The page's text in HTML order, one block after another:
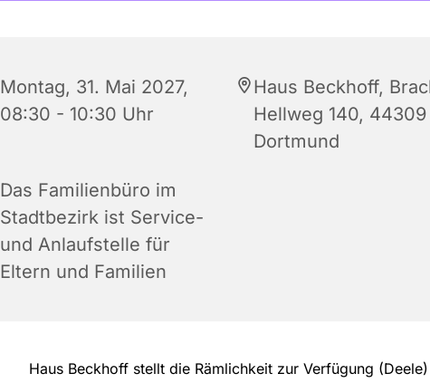
Montag, 31. Mai 2027,
08:30 - 10:30 Uhr
Haus Beckhoff,
Hellweg 140, 44309
Dortmund
Das Familienbüro im
Stadtbezirk ist Service-
und Anlaufstelle für
Eltern und Familien
Haus Beckhoff stellt die Rämlichkeit zur Verfügung (Deele)